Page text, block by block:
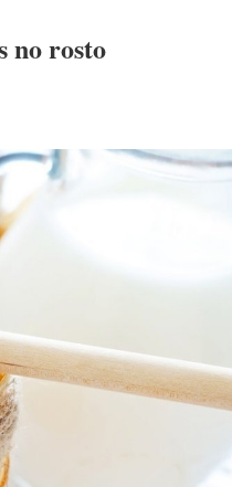
no rosto